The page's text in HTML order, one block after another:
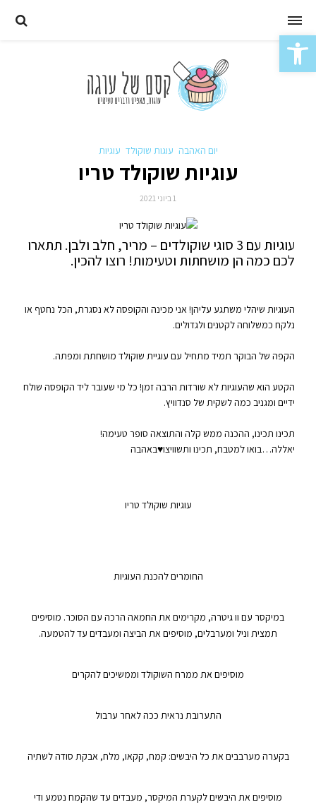
content
יום האהבה עוגות שוקולד עוגיות
עוגיות שוקולד טריו
1 ביוני 2021
עוגיות עם 3 סוגי שוקולדים – מריר, חלב ולבן. תתארו
לכם כמה הן מושחתות וטעימות! רוצו להכין.
העוגיות שיהלי משתגע עליהן! אני מכינה והקופסה לא נסגרת, הכל נחטף או
נלקח כמשלוחה לקטנים ולגדולים.
הקפה של הבוקר תמיד מתחיל עם עוגיית שוקולד מושחתת ומפתה.
הקטע הוא שהעוגיות לא שורדות הרבה זמן! כל מי שעובר ליד הקופסה שולח
ידיים ומגניב כמה לשקית של סנדוויץ.
תכינו תכינו, ההכנה ממש קלה והתוצאה סופר טעימה!
יאללה…בואו למטבח, תכינו ותשוויצו♥באהבה
עוגיות שוקולד טריו
החומרים להכנת העוגיות
במיקסר עם וו גיטרה, מקרימים את החמאה הרכה עם הסוכר. מוסיפים
תמצית וניל ומערבלים, מוסיפים את הביצה ומעבדים עד להטמעה.
מוסיפים את ממרח השוקולד וממשיכים להקרים
התערובת נראית ככה לאחר ערבול
בקערה מערבבים את כל היבשים: קמח, קקאו, מלח, אבקת סודה לשתיה
מוסיפים את היבשים לקערת המיקסר, מעבדים עד שהקמח נטמע ודי
פתח סרגל נגישות